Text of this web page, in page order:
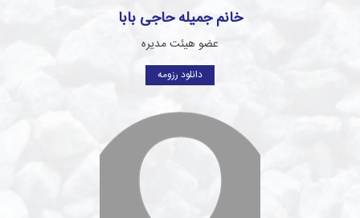
خانم جمیله حاجی بابا
عضو هیئت مدیره
دانلود رزومه